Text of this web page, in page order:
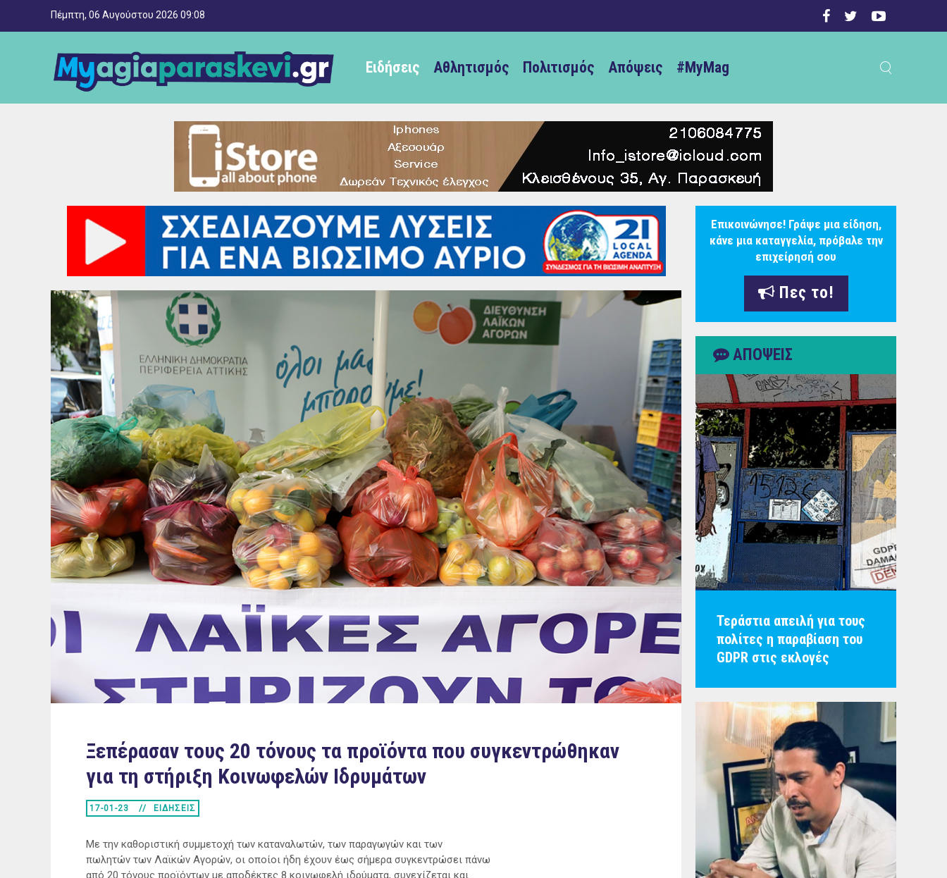
Πέμπτη, 06 Αυγούστου 2026 09:08
Ειδήσεις Αθλητισμός Πολιτισμός Απόψεις #MyMag
Ξεπέρασαν τους 20 τόνους τα προϊόντα που συγκεντρώθηκαν
για τη στήριξη Κοινωφελών Ιδρυμάτων
17-01-23 ΕΙΔΗΣΕΙΣ
Με την καθοριστική συμμετοχή των καταναλωτών, των παραγωγών και των
πωλητών των Λαϊκών Αγορών, οι οποίοι ήδη έχουν έως σήμερα συγκεντρώσει πάνω
από 20 τόνους προϊόντων με αποδέκτες 8 κοινωφελή ιδρύματα, συνεχίζεται και
Επικοινώνησε! Γράψε μια είδηση,
κάνε μια καταγγελία, πρόβαλε την
επιχείρησή σου
Πες το!
ΑΠΟΨΕΙΣ
Τεράστια απειλή για τους
πολίτες η παραβίαση του
GDPR στις εκλογές